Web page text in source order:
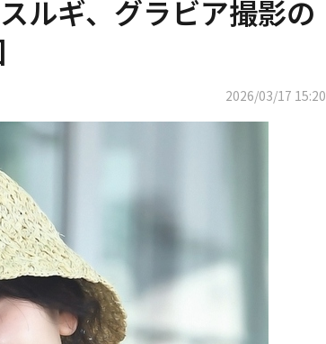
ルギ、グラビア撮影の
2026/03/17 15:20